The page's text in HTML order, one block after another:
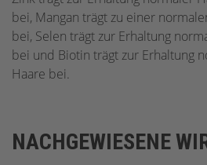
bei, Mangan trägt zu einer
bei, Selen trägt zur Erhaltung
bei und Biotin trägt zur Erhaltung
Haare bei.
NACHGEWIESENE